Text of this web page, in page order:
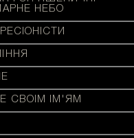
НЕБО
СВОЇМ ІМ'ЯМ